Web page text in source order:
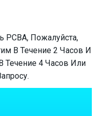
PCBA, Пожалуйста,
В Течение 2 Часов И
Течение 4 Часов Или